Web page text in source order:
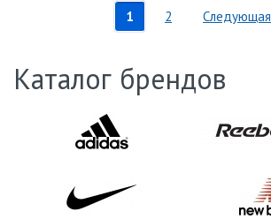
1 2 Следующая
Каталог брендов